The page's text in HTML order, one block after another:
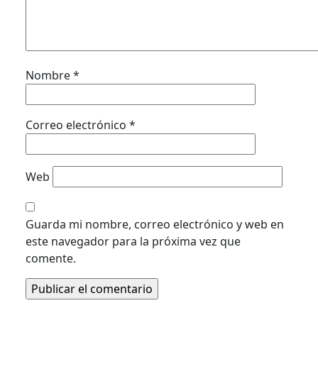
Nombre*
Correo electrónico *
Web
Guarda mi nombre, correo electrónico y web en
este navegador para la próxima vez que
comente.